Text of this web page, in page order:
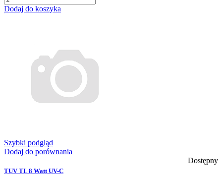
Dodaj do koszyka
Szybki podgląd
Dodaj do porównania
Dostępny
TUV TL 8 Watt UV-C